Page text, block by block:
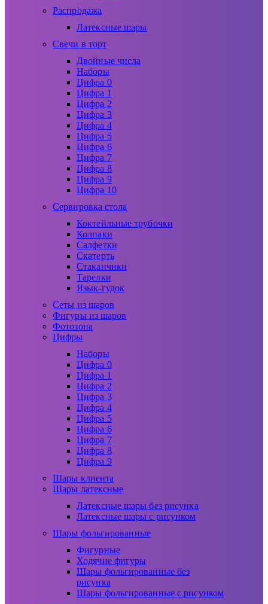
Распродажа
Латексные шары
Свечи в торт
Двойные числа
Наборы
Цифра 0
Цифра 1
Цифра 2
Цифра 3
Цифра 4
Цифра 5
Цифра 6
Цифра 7
Цифра 8
Цифра 9
Цифра 10
Сервировка стола
Коктейльные трубочки
Колпаки
Салфетки
Скатерть
Стаканчики
Тарелки
Язык-гудок
Сеты из шаров
Фигуры из шаров
Фотозона
Цифры
Наборы
Цифра 0
Цифра 1
Цифра 2
Цифра 3
Цифра 4
Цифра 5
Цифра 6
Цифра 7
Цифра 8
Цифра 9
Шары клиента
Шары латексные
Латексные шары без рисунка
Латексные шары с рисунком
Шары фольгированные
Фигурные
Ходячие фигуры
Шары фольгированные без
рисунка
Шары фольгированные с рисунком